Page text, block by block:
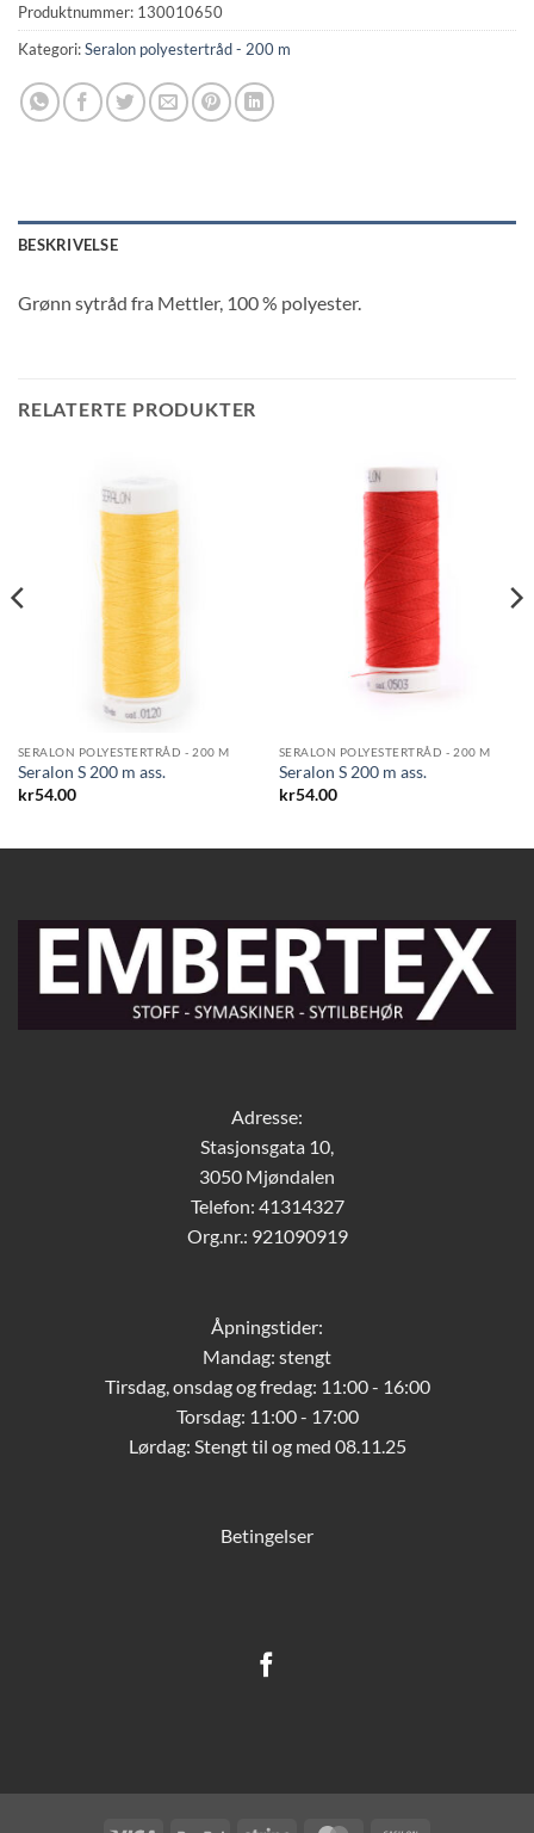
Produktnummer: 130010650
Kategori:Seralon polyestertråd - 200 m
BESKRIVELSE
Grønn sytråd fra Mettler, 100 % polyester.
RELATERTE PRODUKTER
SERALON POLYESTERTRÅD - 200 M
Seralon S 200 m ass.
kr54.00
SERALON POLYESTERTRÅD - 200 M
Seralon S 200 m ass.
kr54.00
Adresse:
Stasjonsgata 10,
3050 Mjøndalen
Telefon: 41314327
Org.nr.: 921090919
Åpningstider:
Mandag: stengt
Tirsdag, onsdag og fredag: 11:00 - 16:00
Torsdag: 11:00 - 17:00
Lørdag: Stengt til og med 08.11.25
Betingelser